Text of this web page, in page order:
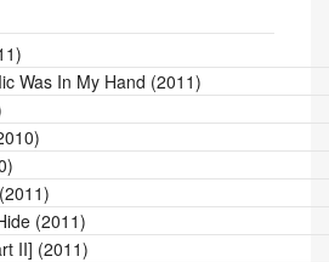
Was In My Hand (2011)
(2011)
II] (2011)